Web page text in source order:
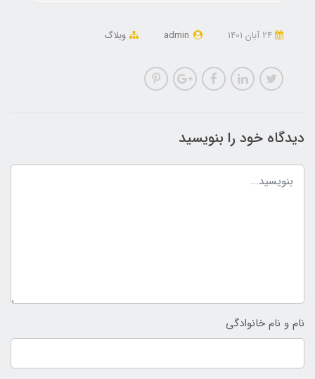
admin وبلاگ
دیدگاه خود را بنویسید
نام و نام خانوادگی